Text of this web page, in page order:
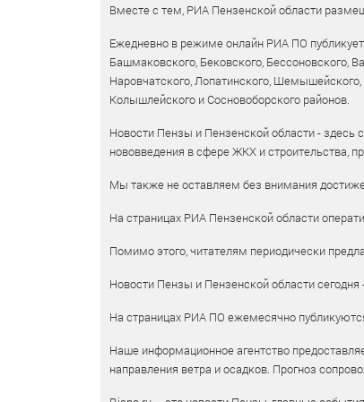
Вместе с тем, РИА Пензенской области
Ежедневно в режиме онлайн РИА ПО
Башмаковского, Бековского, Бессоновского,
Наровчатского, Лопатинского,
Колышлейского и Сосновоборского районов.
Новости Пензы и Пензенской области - здесь
нововведения в сфере ЖКХ и строительства,
Мы также не оставляем без внимания
На страницах РИА Пензенской области
Помимо этого, читателям периодически
Новости Пензы и Пензенской области
На страницах РИА ПО ежемесячно
Наше информационное агентство
направления ветра и осадков. Прогноз